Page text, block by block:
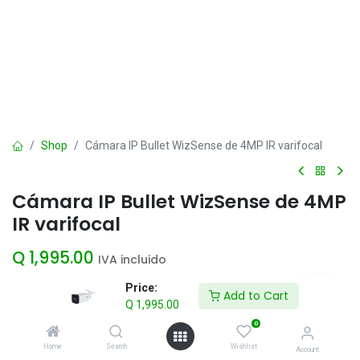
Price:
Q 1,995.00
Add to Cart
Home Search
0
Wishlist Account
Shop Cámara IP Bullet WizSense de 4MP IR varifocal
Cámara IP Bullet WizSense de 4MP
IR varifocal
Q 1,995.00 IVA incluido
Add to Cart
Agregar a la lista de deseos